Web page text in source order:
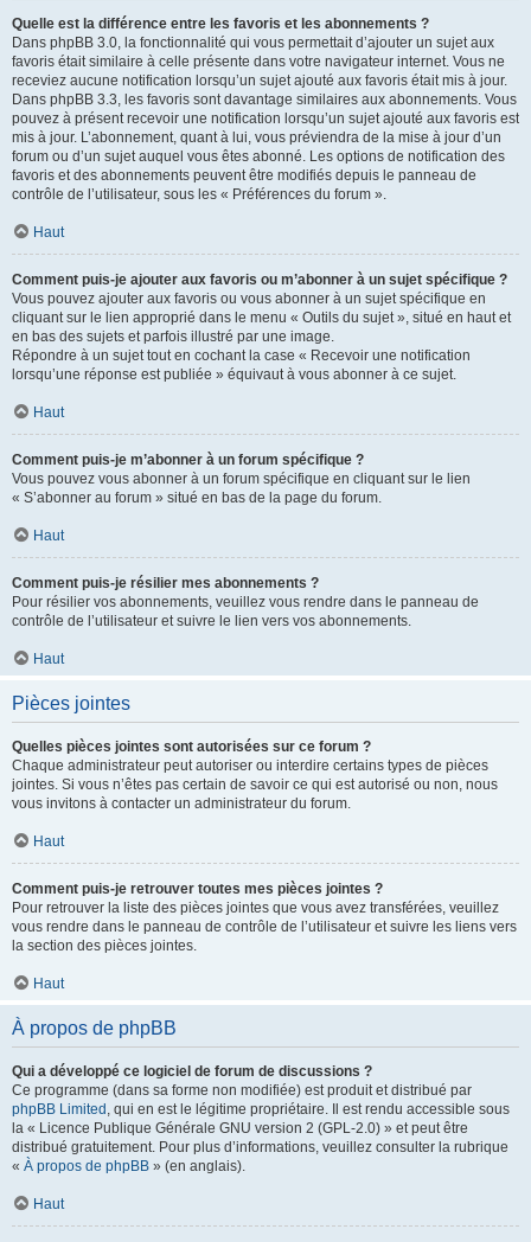
Quelle est la différence entre les favoris et les abonnements ?
Dans phpBB 3.0, la fonctionnalité qui vous permettait d’ajouter un sujet aux
favoris était similaire à celle présente dans votre navigateur internet. Vous ne
receviez aucune notification lorsqu’un sujet ajouté aux favoris était mis à jour.
Dans phpBB 3.3, les favoris sont davantage similaires aux abonnements. Vous
pouvez à présent recevoir une notification lorsqu’un sujet ajouté aux favoris est
mis à jour. L’abonnement, quant à lui, vous préviendra de la mise à jour d’un
forum ou d’un sujet auquel vous êtes abonné. Les options de notification des
favoris et des abonnements peuvent être modifiés depuis le panneau de
contrôle de l’utilisateur, sous les « Préférences du forum ».
Haut
Comment puis-je ajouter aux favoris ou m’abonner à un sujet spécifique ?
Vous pouvez ajouter aux favoris ou vous abonner à un sujet spécifique en
cliquant sur le lien approprié dans le menu « Outils du sujet », situé en haut et
en bas des sujets et parfois illustré par une image.
Répondre à un sujet tout en cochant la case « Recevoir une notification
lorsqu’une réponse est publiée » équivaut à vous abonner à ce sujet.
Haut
Comment puis-je m’abonner à un forum spécifique ?
Vous pouvez vous abonner à un forum spécifique en cliquant sur le lien
« S’abonner au forum » situé en bas de la page du forum.
Haut
Comment puis-je résilier mes abonnements ?
Pour résilier vos abonnements, veuillez vous rendre dans le panneau de
contrôle de l’utilisateur et suivre le lien vers vos abonnements.
Haut
Pièces jointes
Quelles pièces jointes sont autorisées sur ce forum ?
Chaque administrateur peut autoriser ou interdire certains types de pièces
jointes. Si vous n’êtes pas certain de savoir ce qui est autorisé ou non, nous
vous invitons à contacter un administrateur du forum.
Haut
Comment puis-je retrouver toutes mes pièces jointes ?
Pour retrouver la liste des pièces jointes que vous avez transférées, veuillez
vous rendre dans le panneau de contrôle de l’utilisateur et suivre les liens vers
la section des pièces jointes.
Haut
À propos de phpBB
Qui a développé ce logiciel de forum de discussions ?
Ce programme (dans sa forme non modifiée) est produit et distribué par
phpBB Limited , qui en est le légitime propriétaire. Il est rendu accessible sous
la « Licence Publique Générale GNU version 2 (GPL-2.0) » et peut être
distribué gratuitement. Pour plus d’informations, veuillez consulter la rubrique
« À propos de phpBB » (en anglais).
Haut